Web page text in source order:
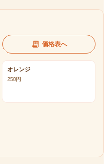
receipt_long 価格表へ
オレンジ
250円